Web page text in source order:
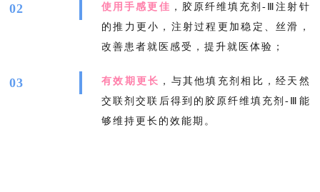
02 使用手感更佳 ，胶原纤维填充剂-Ⅲ注射针
的推力更小，注射过程更加稳定、丝滑，
改善患者就医感受，提升就医体验；
03 有效期更长 ，与其他填充剂相比，经天然
交联剂交联后得到的胶原纤维填充剂-Ⅲ能
够维持更长的效能期。